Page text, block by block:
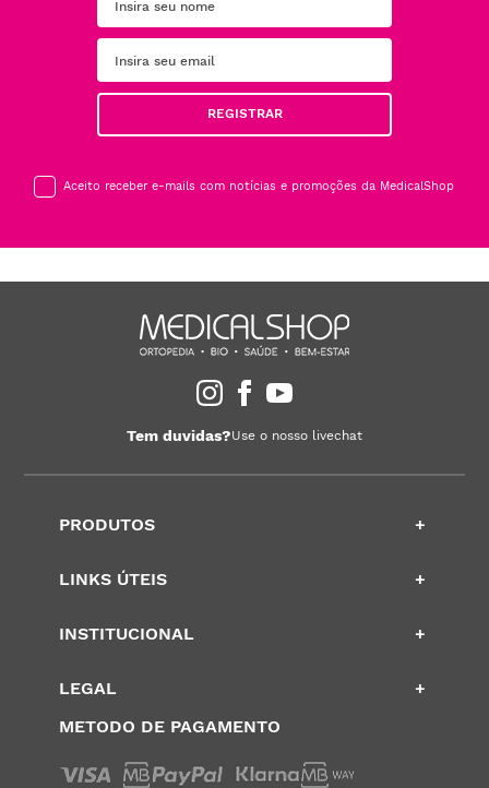
REGISTRAR
Aceito receber e-mails com notícias e promoções da MedicalShop
Tem duvidas?Use o nosso livechat
PRODUTOS +
LINKS ÚTEIS +
INSTITUCIONAL +
LEGAL
+
METODO DE PAGAMENTO